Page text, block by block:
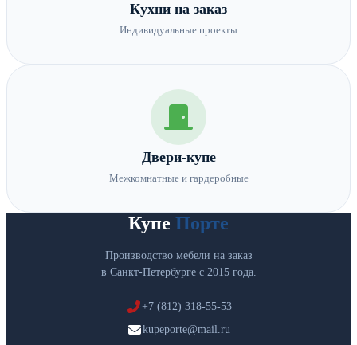
Кухни на заказ
Индивидуальные проекты
Двери-купе
Межкомнатные и гардеробные
Купе Порте
Производство мебели на заказ
в Санкт-Петербурге с 2015 года.
+7 (812) 318-55-53
kupeporte@mail.ru